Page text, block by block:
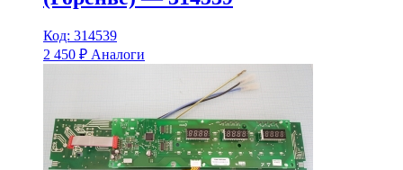
Код: 314539
2 450 ₽ Аналоги